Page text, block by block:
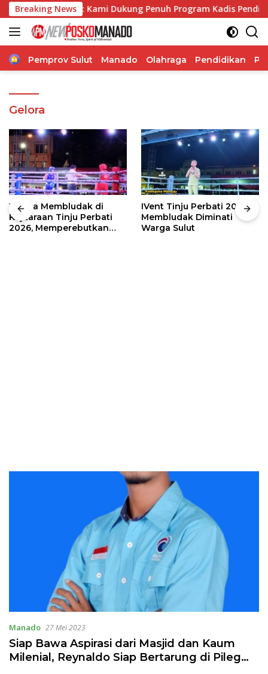
Langsung
ke
konten
Breaking News
Ticoalu: Kami Dukung Penuh Program Kadis Pendidikan,
Home
Pemprov Sulut Manado Olahraga Pendidikan
Gelora
Warga Membludak di
Kejuaraan Tinju Perbati
2026, Memperebutkan
IVent Tinju Perbati 2026
Membludak Diminati
Warga Sulut
Manado 27 Mei 2023
Siap Bawa Aspirasi dari Masjid dan Kaum
Milenial, Reynaldo Siap Bertarung di Pileg